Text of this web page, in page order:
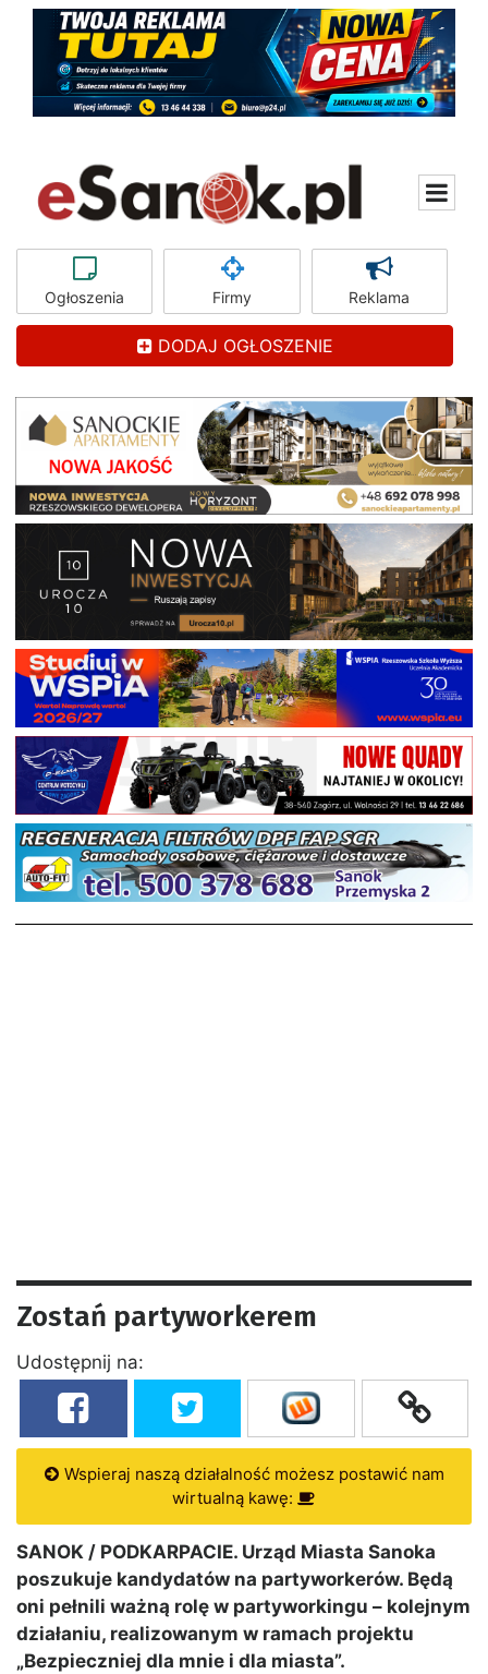
Ogłoszenia Firmy Reklama
DODAJ OGŁOSZENIE
Zostań partyworkerem
Udostępnij na:
Wspieraj naszą działalność możesz postawić nam
wirtualną kawę:
SANOK / PODKARPACIE. Urząd Miasta Sanoka
poszukuje kandydatów na partyworkerów. Będą
oni pełnili ważną rolę w partyworkingu – kolejnym
działaniu, realizowanym w ramach projektu
„Bezpieczniej dla mnie i dla miasta”.